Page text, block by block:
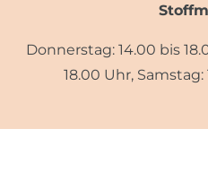
Donnerstag: 14.00 bis
18.00 Uhr,